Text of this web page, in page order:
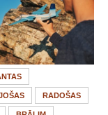
RADOŠAS